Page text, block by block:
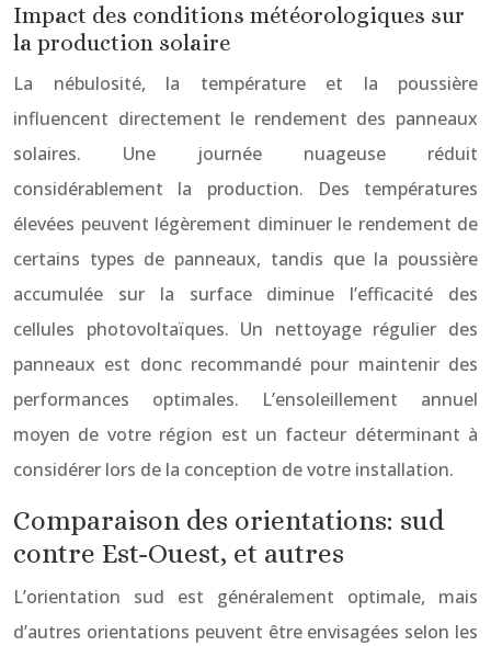
Impact des conditions météorologiques sur
la production solaire
La nébulosité, la température et la poussière
influencent directement le rendement des panneaux
solaires. Une journée nuageuse réduit
considérablement la production. Des températures
élevées peuvent légèrement diminuer le rendement de
certains types de panneaux, tandis que la poussière
accumulée sur la surface diminue l’efficacité des
cellules photovoltaïques. Un nettoyage régulier des
panneaux est donc recommandé pour maintenir des
performances optimales. L’ensoleillement annuel
moyen de votre région est un facteur déterminant à
considérer lors de la conception de votre installation.
Comparaison des orientations: sud
contre Est-Ouest, et autres
L’orientation sud est généralement optimale, mais
d’autres orientations peuvent être envisagées selon les